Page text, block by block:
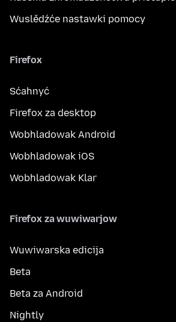
Wuslědźće nastawki pomocy
Firefox
Sćahnyć
Firefox za desktop
Wobhladowak Android
Wobhladowak iOS
Wobhladowak Klar
Firefox za wuwiwarjow
Wuwiwarska edicija
Beta
Beta za Android
Nightly